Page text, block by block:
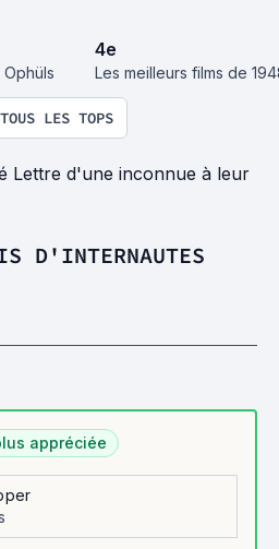
4e
Les meilleurs films de
LES TOPS
Lettre d'une inconnue à leur
D'INTERNAUTES
appréciée